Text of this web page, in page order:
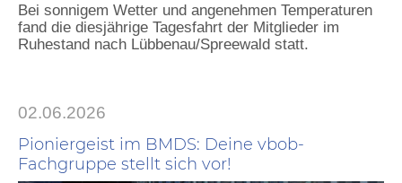
Bei sonnigem Wetter und angenehmen Temperaturen
fand die diesjährige Tagesfahrt der Mitglieder im
Ruhestand nach Lübbenau/Spreewald statt.
02.06.2026
Pioniergeist im BMDS: Deine vbob-
Fachgruppe stellt sich vor!